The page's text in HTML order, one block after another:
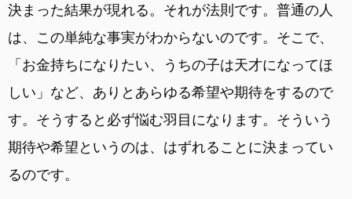
決まった結果が現れる。それが法則です。普通の人
は、この単純な事実がわからないのです。そこで、
「お金持ちになりたい、うちの子は天才になってほ
しい」など、ありとあらゆる希望や期待をするので
す。そうすると必ず悩む羽目になります。そういう
期待や希望というのは、はずれることに決まってい
るのです。